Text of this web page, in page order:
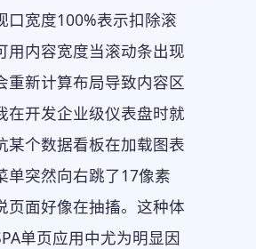
口宽度100%表示扣除滚
用内容宽度当滚动条出现
重新计算布局导致内容区
在开发企业级仪表盘时就
某个数据看板在加载图表
单突然向右跳了17像素
页面好像在抽搐。这种体
单页应用中尤为明显因